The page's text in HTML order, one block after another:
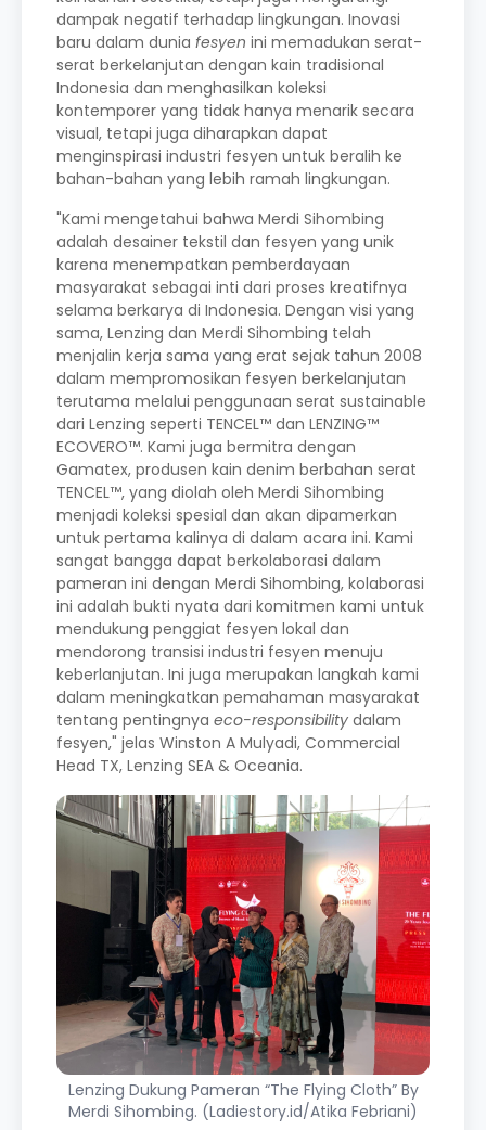
dampak negatif terhadap lingkungan. Inovasi
baru dalam dunia fesyen ini memadukan serat-
serat berkelanjutan dengan kain tradisional
Indonesia dan menghasilkan koleksi
kontemporer yang tidak hanya menarik secara
visual, tetapi juga diharapkan dapat
menginspirasi industri fesyen untuk beralih ke
bahan-bahan yang lebih ramah lingkungan.
"Kami mengetahui bahwa Merdi Sihombing
adalah desainer tekstil dan fesyen yang unik
karena menempatkan pemberdayaan
masyarakat sebagai inti dari proses kreatifnya
selama berkarya di Indonesia. Dengan visi yang
sama, Lenzing dan Merdi Sihombing telah
menjalin kerja sama yang erat sejak tahun 2008
dalam mempromosikan fesyen berkelanjutan
terutama melalui penggunaan serat sustainable
dari Lenzing seperti TENCEL™ dan LENZING™
ECOVERO™. Kami juga bermitra dengan
Gamatex, produsen kain denim berbahan serat
TENCEL™, yang diolah oleh Merdi Sihombing
menjadi koleksi spesial dan akan dipamerkan
untuk pertama kalinya di dalam acara ini. Kami
sangat bangga dapat berkolaborasi dalam
pameran ini dengan Merdi Sihombing, kolaborasi
ini adalah bukti nyata dari komitmen kami untuk
mendukung penggiat fesyen lokal dan
mendorong transisi industri fesyen menuju
keberlanjutan. Ini juga merupakan langkah kami
dalam meningkatkan pemahaman masyarakat
tentang pentingnya eco-responsibility dalam
fesyen," jelas Winston A Mulyadi, Commercial
Head TX, Lenzing SEA & Oceania.
Lenzing Dukung Pameran “The Flying Cloth” By
Merdi Sihombing. (Ladiestory.id/Atika Febriani)